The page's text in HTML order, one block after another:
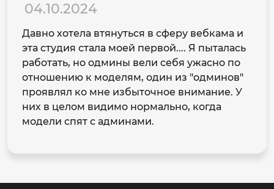
04.10.2024
Давно хотела втянуться в сферу вебкама и
эта студия стала моей первой.... Я пыталась
работать, но одмины вели себя ужасно по
отношению к моделям, один из "одминов"
проявлял ко мне избыточное внимание. У
них в целом видимо нормально, когда
модели спят с админами.